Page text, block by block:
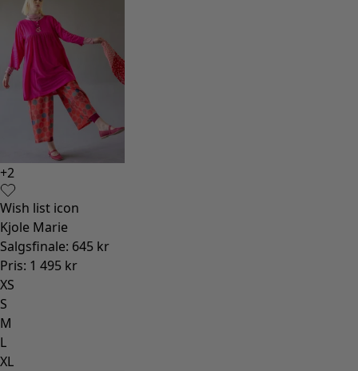
+2
Wish list icon
Kjole Marie
Salgsfinale: 645 kr
Pris: 1 495 kr
XS
S
M
L
XL